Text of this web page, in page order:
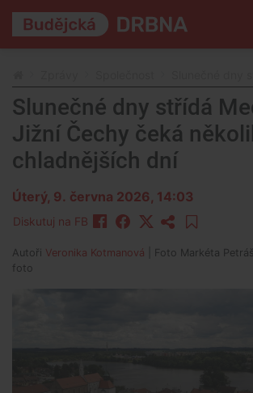
Slunečné dny střídá
Jižní Čechy čeká
chladnějších dní
Úterý, 9. června 2026, 14:03
Diskutuj na FB
Autoři Veronika Kotmanová | Foto Markéta
foto